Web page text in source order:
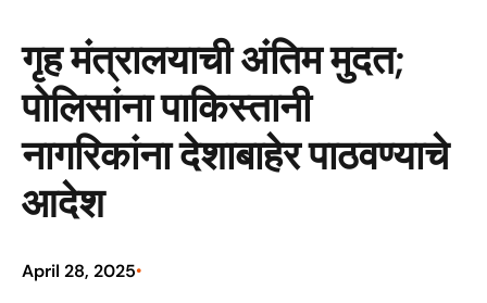
गृह मंत्रालयाची अंतिम मुदत;
पोलिसांना पाकिस्तानी
नागरिकांना देशाबाहेर पाठवण्याचे
आदेश
April 28, 2025•